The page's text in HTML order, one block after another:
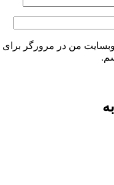
وبسایت من در مرورگر